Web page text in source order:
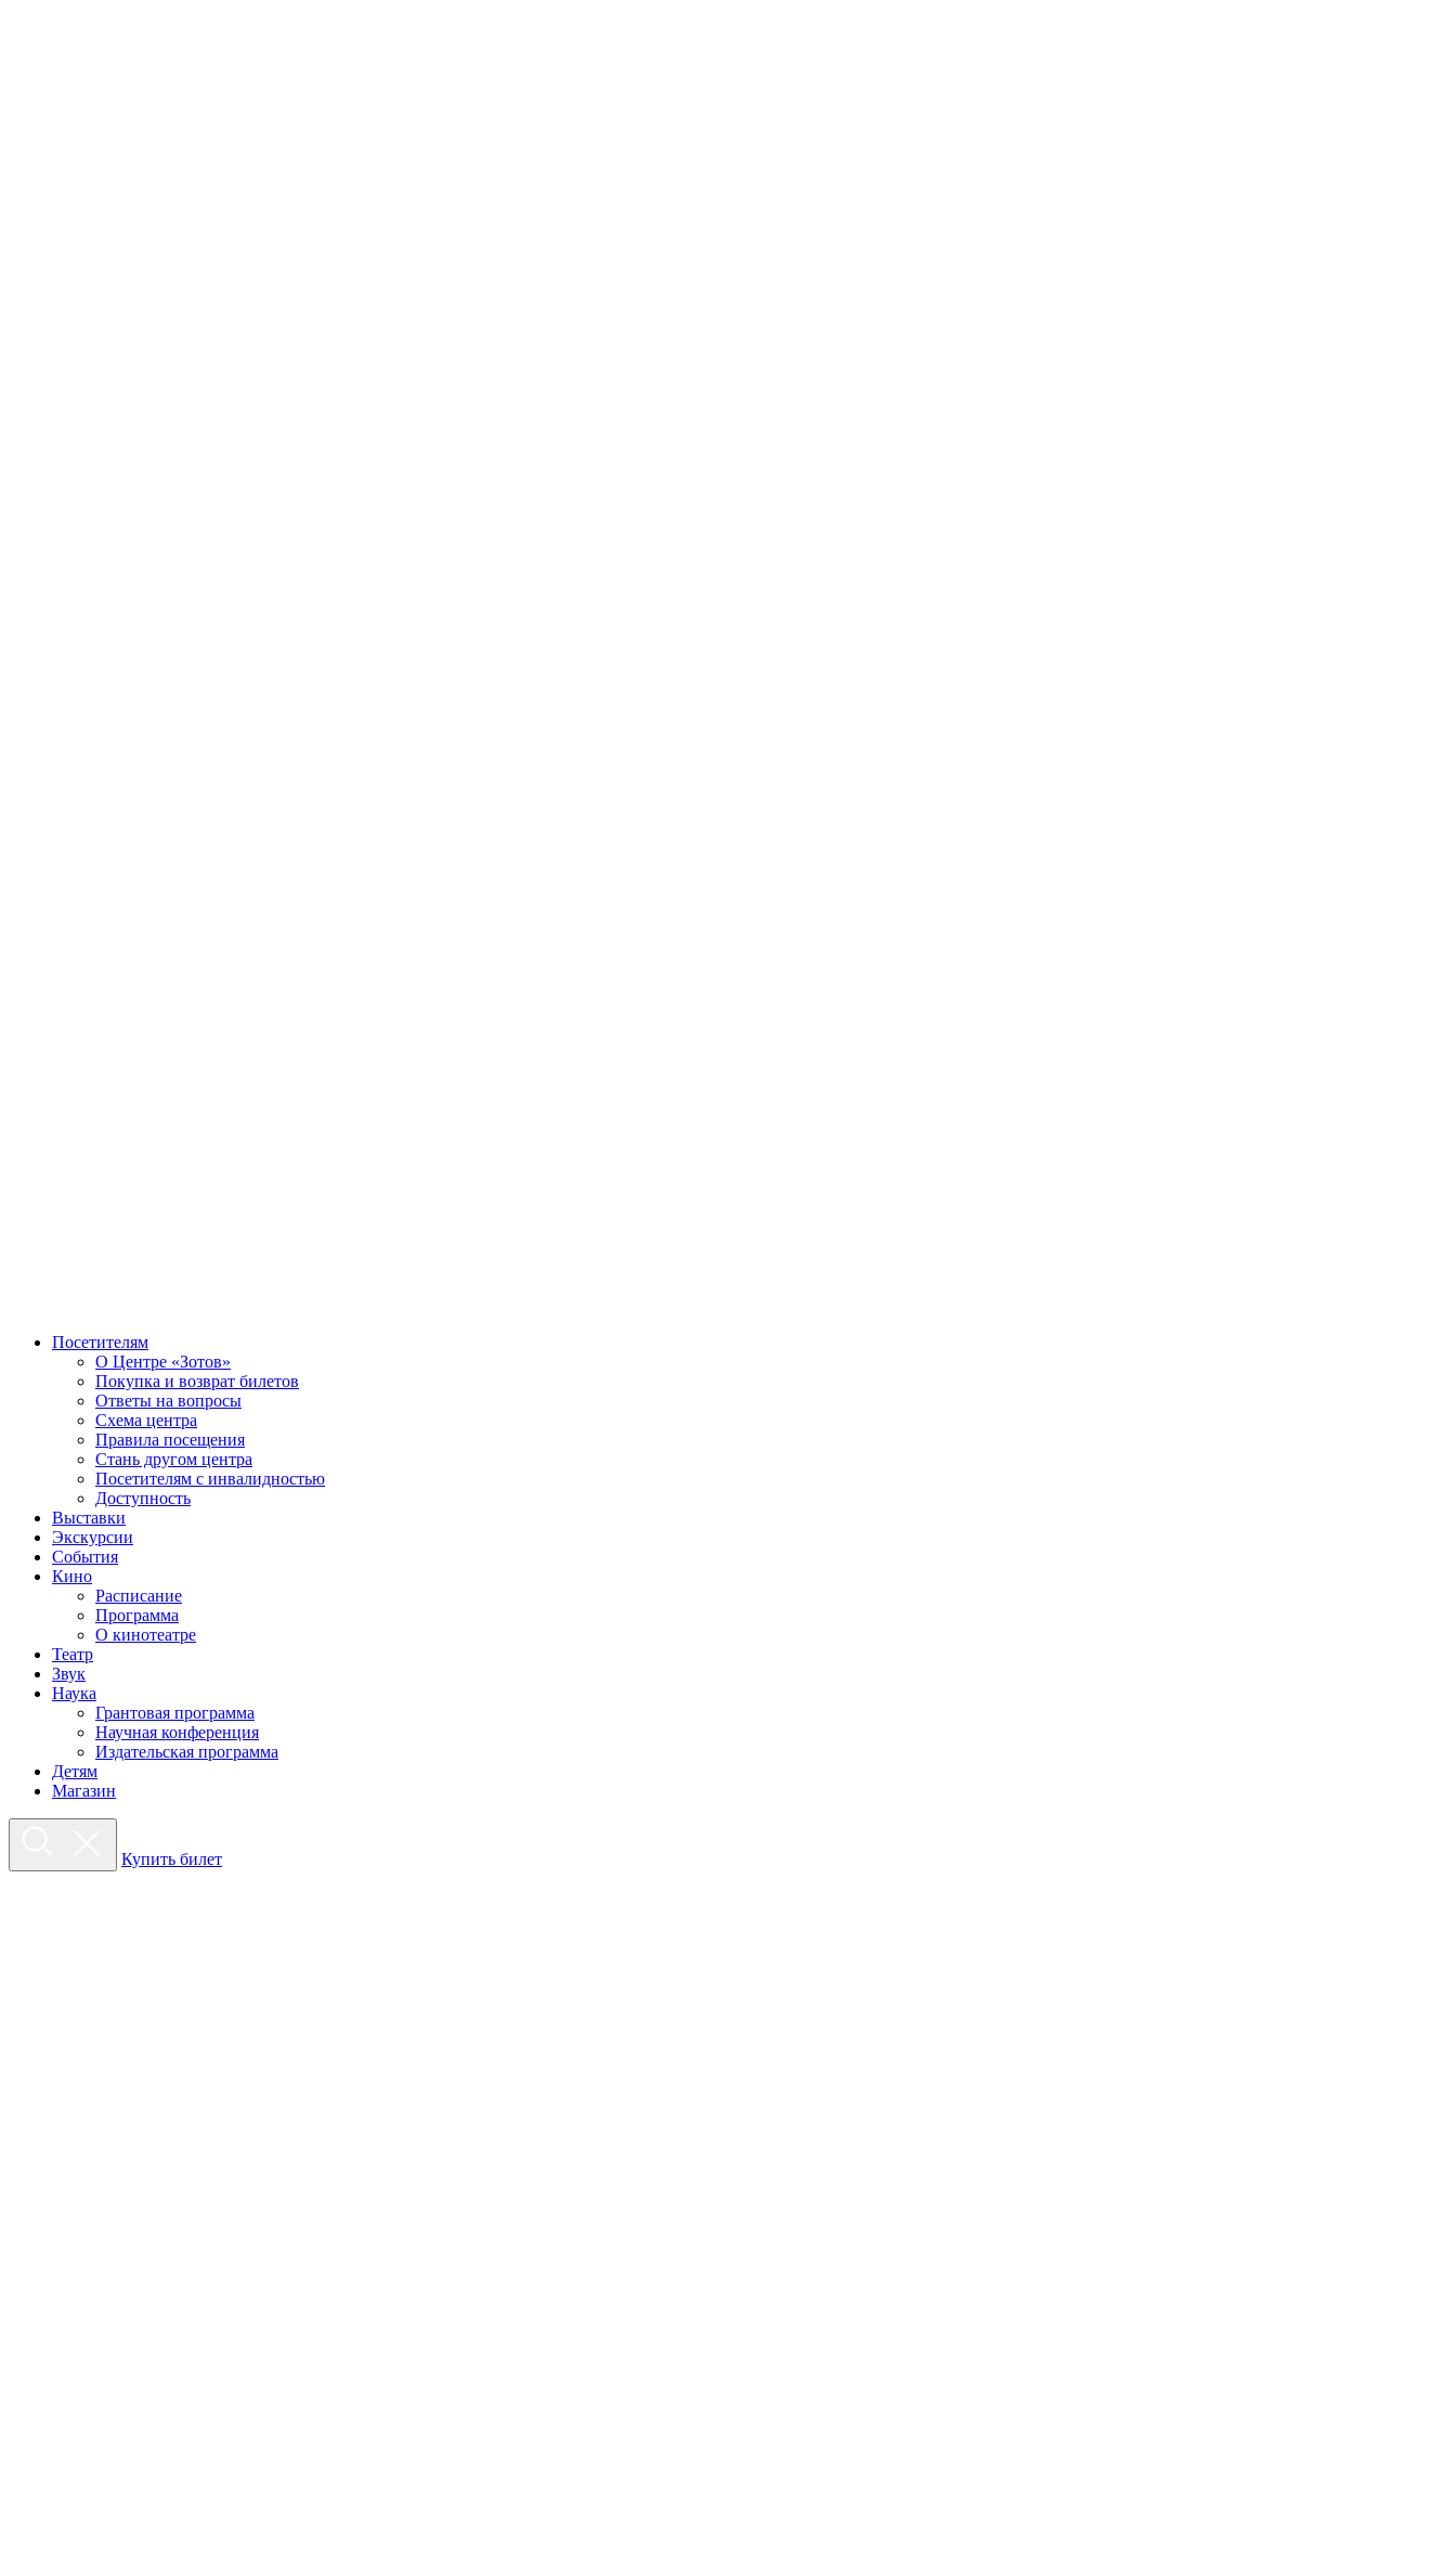
Посетителям
О Центре «Зотов»
Покупка и возврат билетов
Ответы на вопросы
Схема центра
Правила посещения
Стань другом центра
Посетителям с инвалидностью
Доступность
Выставки
Экскурсии
События
Кино
Расписание
Программа
О кинотеатре
Театр
Звук
Наука
Грантовая программа
Научная конференция
Издательская программа
Детям
Магазин
Купить билет